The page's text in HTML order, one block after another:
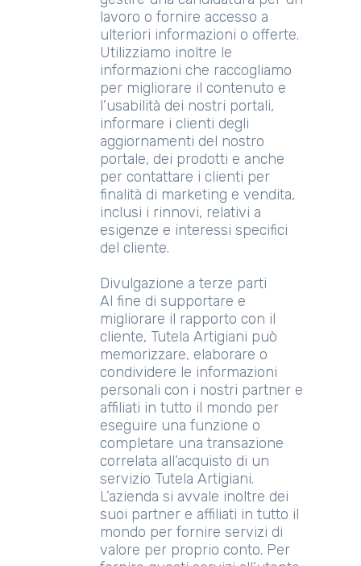
lavoro o fornire accesso a
ulteriori informazioni o offerte.
Utilizziamo inoltre le
informazioni che raccogliamo
per migliorare il contenuto e
l’usabilità dei nostri portali,
informare i clienti degli
aggiornamenti del nostro
portale, dei prodotti e anche
per contattare i clienti per
finalità di marketing e vendita,
inclusi i rinnovi, relativi a
esigenze e interessi specifici
del cliente.
Divulgazione a terze parti
Al fine di supportare e
migliorare il rapporto con il
cliente, Tutela Artigiani può
memorizzare, elaborare o
condividere le informazioni
personali con i nostri partner e
affiliati in tutto il mondo per
eseguire una funzione o
completare una transazione
correlata all’acquisto di un
servizio Tutela Artigiani.
L’azienda si avvale inoltre dei
suoi partner e affiliati in tutto il
mondo per fornire servizi di
valore per proprio conto. Per